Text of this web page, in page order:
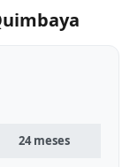
24 meses